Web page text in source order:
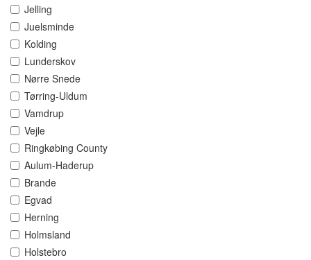
Jelling
Juelsminde
Kolding
Lunderskov
Nørre Snede
Tørring-Uldum
Vamdrup
Vejle
Ringkøbing County
Aulum-Haderup
Brande
Egvad
Herning
Holmsland
Holstebro